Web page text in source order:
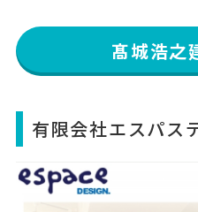
髙城浩之
有限会社エスパス